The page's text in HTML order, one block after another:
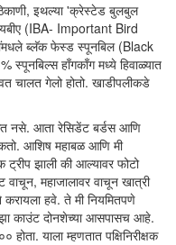
इथल्या 'क्रेस्टेड बुलबुल
(IBA- Important Bird
ब्लॅक फेस्ड स्पूनबिल (Black
हाँगकाँग मध्ये हिवाळ्यात
चालत गेलो होतो. खाडीपलीकडे
नसे. आता रेसिडेंट बर्डस आणि
आशिष महाबळ आणि मी
ट्रीप झाली की आल्यावर फोटो
महाजालावर वाचून खात्री
हवे. ते मी नियमितपणे
काउंट दोनशेच्या आसपासच आहे.
याला म्हणतात पक्षिनिरीक्षक